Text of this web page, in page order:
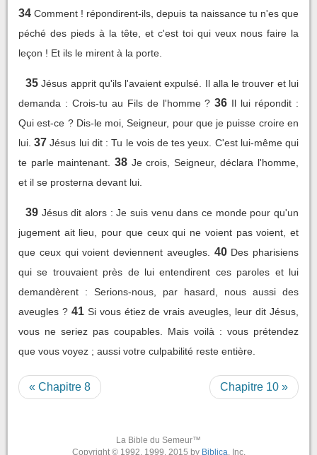
34 Comment ! répondirent-ils, depuis ta naissance tu n'es que
péché des pieds à la tête, et c'est toi qui veux nous faire la
leçon ! Et ils le mirent à la porte.
35 Jésus apprit qu'ils l'avaient expulsé. Il alla le trouver et lui
demanda : Crois-tu au Fils de l'homme ? 36 Il lui répondit :
Qui est-ce ? Dis-le moi, Seigneur, pour que je puisse croire en
lui. 37 Jésus lui dit : Tu le vois de tes yeux. C'est lui-même qui
te parle maintenant.
38 Je crois, Seigneur, déclara l'homme,
et il se prosterna devant lui.
39 Jésus dit alors : Je suis venu dans ce monde pour qu'un
jugement ait lieu, pour que ceux qui ne voient pas voient, et
que ceux qui voient deviennent aveugles.
40 Des pharisiens
qui se trouvaient près de lui entendirent ces paroles et lui
demandèrent : Serions-nous, par hasard, nous aussi des
aveugles ? 41 Si vous étiez de vrais aveugles, leur dit Jésus,
vous ne seriez pas coupables. Mais voilà : vous prétendez
que vous voyez ; aussi votre culpabilité reste entière.
« Chapitre 8 Chapitre 10 »
La Bible du Semeur™
Copyright © 1992, 1999, 2015 by Biblica, Inc.